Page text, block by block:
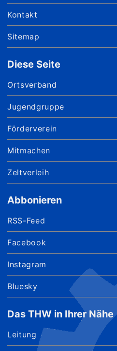
Kontakt
Sitemap
Diese Seite
Ortsverband
Jugendgruppe
Förderverein
Mitmachen
Zeltverleih
Abbonieren
RSS-Feed
Facebook
Instagram
Bluesky
Das THW in Ihrer Nähe
Leitung